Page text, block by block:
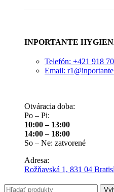
INPORTANTE
Telefón: +421 918
Email:
Otváracia doba:
Po – Pi:
10:00 – 13:00
14:00 – 18:00
So – Ne: zatvorené
Adresa:
Rožňavská 1, 831 04